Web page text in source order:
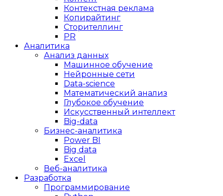
Контекстная реклама
Копирайтинг
Сторителлинг
PR
Аналитика
Анализ данных
Машинное обучение
Нейронные сети
Data-science
Математический анализ
Глубокое обучение
Искусственный интеллект
Big-data
Бизнес-аналитика
Power BI
Big data
Excel
Веб-аналитика
Разработка
Программирование